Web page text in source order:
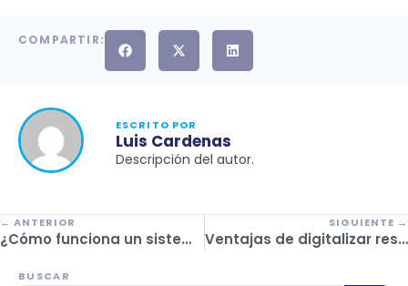
COMPARTIR:
ESCRITO POR
Luis Cardenas
Descripción del autor.
← ANTERIOR
¿Cómo funciona un sistema de reservas de viajes?
SIGUIENTE →
Ventajas de digitalizar reservas de hoteles en tu agencia
BUSCAR